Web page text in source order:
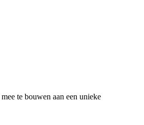
te bouwen aan een unieke